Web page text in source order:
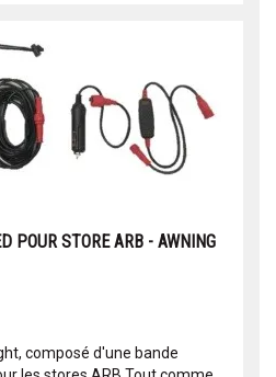
POUR STORE ARB - AWNING
composé d'une bande